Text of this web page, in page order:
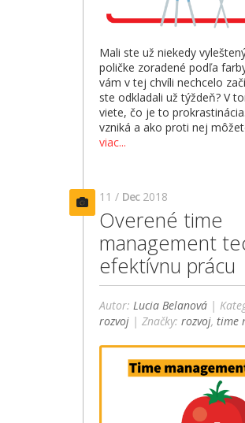
Mali ste už niekedy
poličke zoradené podľa
vám v tej chvíli nechcelo
ste odkladali už týždeň? V
viete, čo je to
vzniká a ako proti nej
viac...
11 / Dec 2018
Overené time
management
efektívnu prácu
Autor:Lucia Belanová |
rozvoj | Značky:rozvoj,time